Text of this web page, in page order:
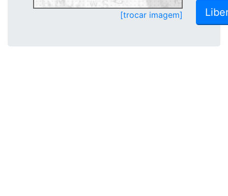
[trocar imagem]